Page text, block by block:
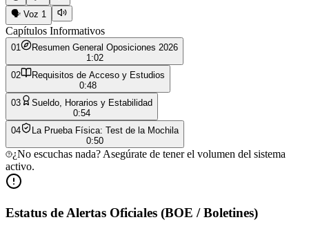
🗣️ Voz 1
Capítulos Informativos
01
Resumen General Oposiciones 2026
1:02
02
Requisitos de Acceso y Estudios
0:48
03
Sueldo, Horarios y Estabilidad
0:54
04
La Prueba Física: Test de la Mochila
0:50
¿No escuchas nada? Asegúrate de tener el volumen del sistema
activo.
Estatus de Alertas Oficiales (BOE / Boletines)